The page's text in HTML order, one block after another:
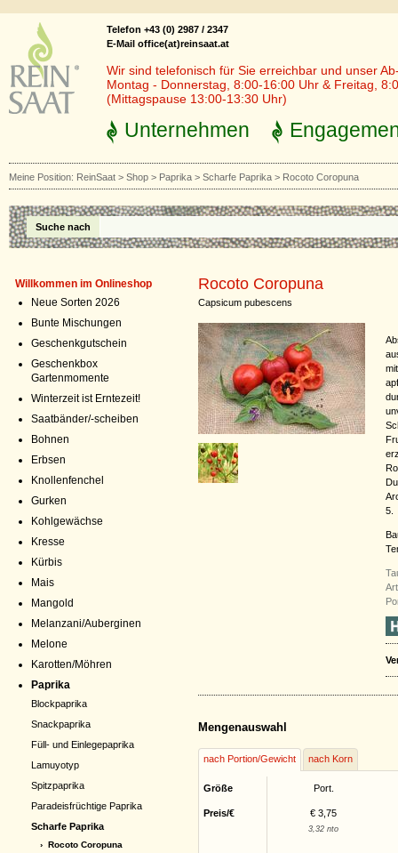
Telefon +43 (0) 2987 / 2347
E-Mail office(at)reinsaat.at
Wir sind telefonisch für Sie erreichbar und unser
Montag - Donnerstag, 8:00-16:00 Uhr & Freitag,
(Mittagspause 13:00-13:30 Uhr)
Unternehmen
Meine Position: ReinSaat > Shop > Paprika > Scharfe Paprika > Rocoto Coropuna
Suche nach
Willkommen im Onlineshop
Neue Sorten 2026
Bunte Mischungen
Geschenkgutschein
Geschenkbox
Gartenmomente
Winterzeit ist Erntezeit!
Saatbänder/-scheiben
Bohnen
Erbsen
Knollenfenchel
Gurken
Kohlgewächse
Kresse
Kürbis
Mais
Mangold
Melanzani/Auberginen
Melone
Karotten/Möhren
Paprika
Blockpaprika
Snackpaprika
Füll- und Einlegepaprika
Lamuyotyp
Spitzpaprika
Paradeisfrüchtige Paprika
Scharfe Paprika
› Rocoto Coropuna
Rocoto Coropuna
Capsicum pubescens
5.
Mengenauswahl
nach Portion/Gewicht nach Korn
Größe Port.
Preis/€ € 3,75
3,32 nto